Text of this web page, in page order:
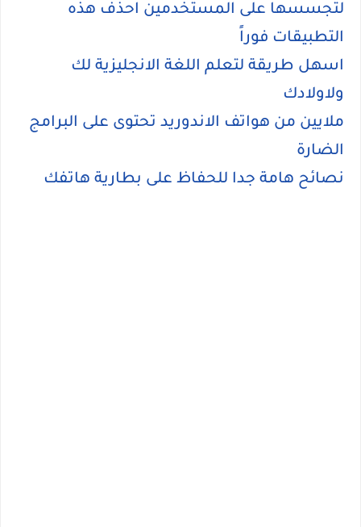
لتجسسها على المستخدمين احذف هذه
التطبيقات فوراً
اسهل طريقة لتعلم اللغة الانجليزية لك
ولاولادك
ملايين من هواتف الاندوريد تحتوى على البرامج
الضارة
نصائح هامة جدا للحفاظ على بطارية هاتفك